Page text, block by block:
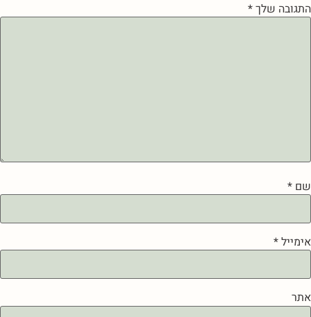
התגובה שלך*
שם *
אימייל*
אתר